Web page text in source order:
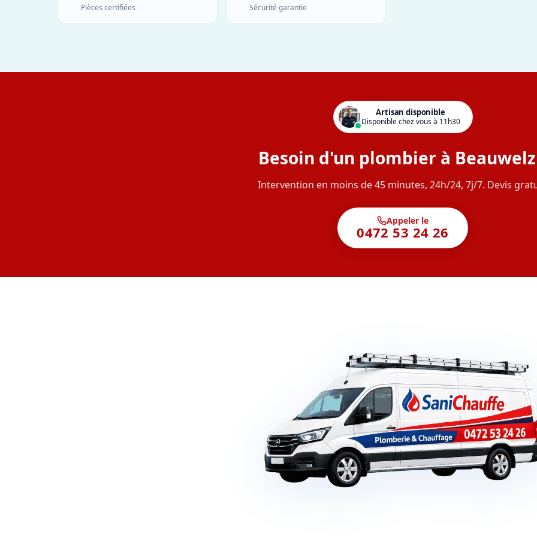
Pièces certifiées Sécurité garantie
Artisan disponible
Disponible chez vous à 11h30
Besoin d'un plombier à Beauwelz
Intervention en moins de 45 minutes, 24h/24, 7j/7. Devis
Appeler le
0472 53 24 26